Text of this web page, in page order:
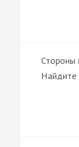
Стороны
Найдите